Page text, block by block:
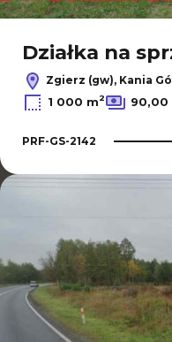
Działka na
Zgierz (gw), Kania
1 000 m2 90,00
PRF-GS-2142